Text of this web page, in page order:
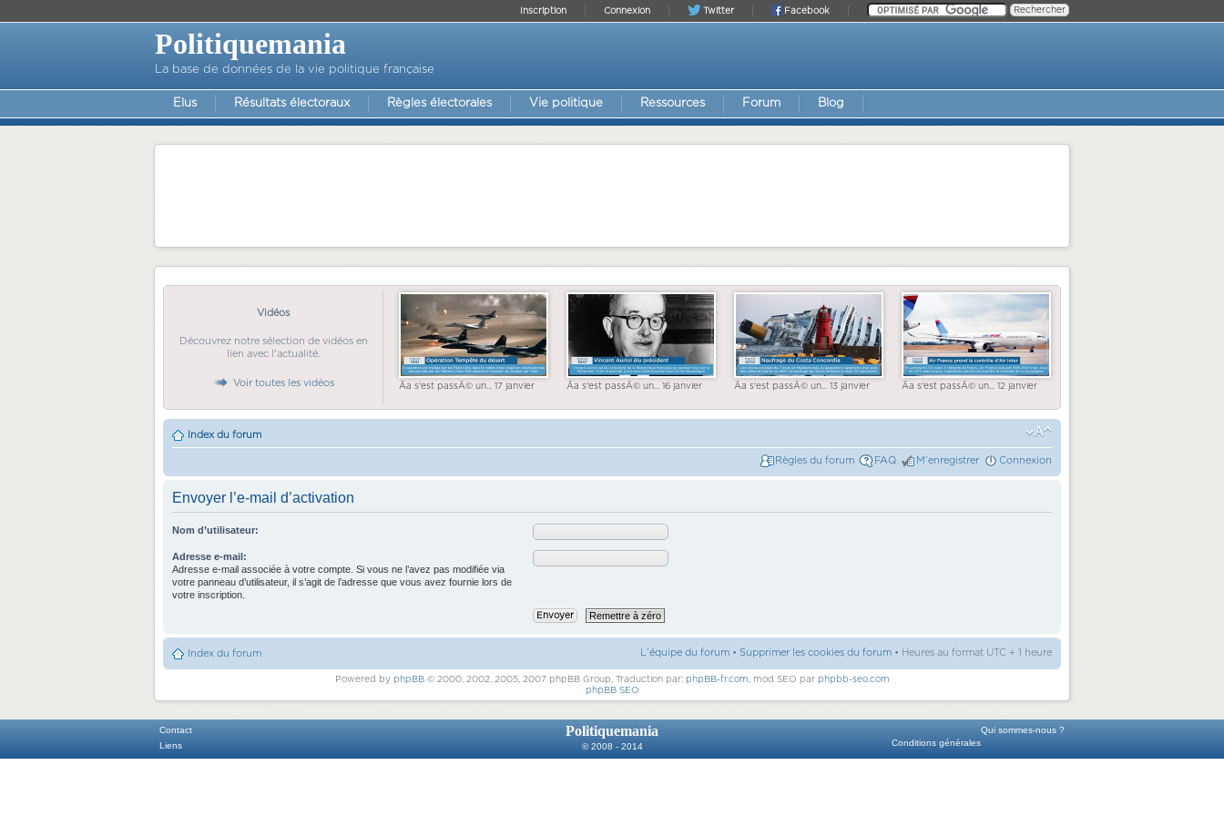
Facebook
Twitter
Connexion
Inscription
Politiquemania
La base de données de la vie politique française
Elus Résultats électoraux Règles électorales Vie politique Ressources Forum Blog
Vidéos
Découvrez notre sélection de vidéos en
lien avec l'actualité.
Voir toutes les vidéos Ãa s'est passÃ© un... 17 janvier Ãa s'est passÃ© un... 16 janvier Ãa s'est passÃ© un... 13 janvier Ãa s'est passÃ© un... 12 janvier
Index du forum
Règles du forum FAQ M’enregistrer Connexion
Envoyer l’e-mail d’activation
Nom d’utilisateur:
Adresse e-mail:
Adresse e-mail associée à votre compte. Si vous ne l’avez pas modifiée via
votre panneau d’utilisateur, il s’agit de l’adresse que vous avez fournie lors de
votre inscription.
Index du forum L’équipe du forum • Supprimer les cookies du forum • Heures au format UTC + 1 heure
Powered by phpBB© 2000, 2002, 2005, 2007 phpBB Group, Traduction par: phpBB-fr.com, mod SEO par phpbb-seo.com
phpBB SEO
Contact
Liens
Politiquemania
© 2008 - 2014
Qui sommes-nous ?
Conditions générales